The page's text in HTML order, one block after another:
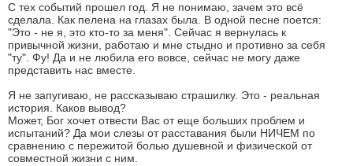
С тех событий прошел год. Я не понимаю, зачем это всё
сделала. Как пелена на глазах была. В одной песне поется:
"Это - не я, это кто-то за меня". Сейчас я вернулась к
привычной жизни, работаю и мне стыдно и противно за себя
"ту". Фу! Да и не любила его вовсе, сейчас не могу даже
представить нас вместе.
Я не запугиваю, не рассказываю страшилку. Это - реальная
история. Каков вывод?
Может, Бог хочет отвести Вас от еще больших проблем и
испытаний? Да мои слезы от расставания были НИЧЕМ по
сравнению с пережитой болью душевной и физической от
совместной жизни с ним.